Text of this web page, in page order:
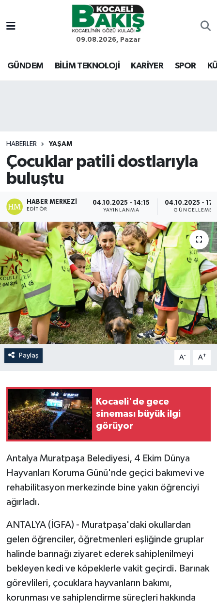
09.08.2026, Pazar
GÜNDEM BİLİM TEKNOLOJİ KARİYER SPOR
HABERLER YAŞAM
Çocuklar patili dostlarıyla
buluştu
HABER MERKEZI
EDITÖR
04.10.2025 - 14:15
YAYINLANMA
04.10.2025 -
GÜNCELLEME
Paylaş A- A+
Kocaeli'de gece
sineması büyük ilgi
görüyor
Antalya Muratpaşa Belediyesi, 4 Ekim Dünya
Hayvanları Koruma Günü'nde geçici bakımevi ve
rehabilitasyon merkezinde bine yakın öğrenciyi
ağırladı.
ANTALYA (İGFA) - Muratpaşa'daki okullardan
gelen öğrenciler, öğretmenleri eşliğinde gruplar
halinde barınağı ziyaret ederek sahiplenilmeyi
bekleyen kedi ve köpeklerle vakit geçirdi. Barınak
görevlileri, çocuklara hayvanların bakımı,
korunması ve sahiplendirme süreçleri hakkında
Kocaeli Nöbetçi Eczaneler
Kocaeli Hava Durumu
Son Dakika Haberleri
Haber Arşivi